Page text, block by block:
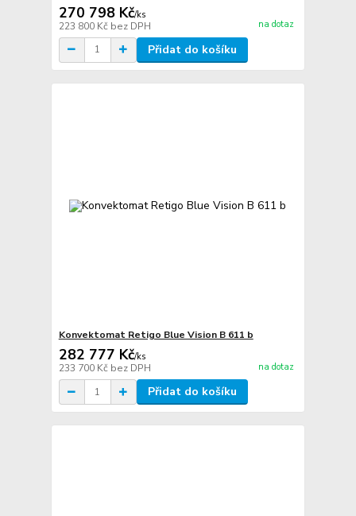
270 798 Kč/ks
223 800 Kč bez DPH na dotaz
Přidat do košíku
Konvektomat Retigo Blue Vision B 611 b
282 777 Kč/ks
233 700 Kč bez DPH na dotaz
Přidat do košíku